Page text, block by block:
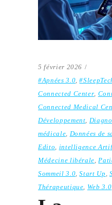
5 février 2026
#Apnées 3.0,
Connected Center,
Connected Medical
Développement,
médicale, Données de
Edito, intelligence
Médecine libérale,
Sommeil 3.0,Start Up ,
Thérapeutique, Web 3.0